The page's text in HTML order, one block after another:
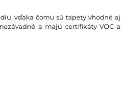
vďaka čomu sú tapety vhodné aj
a majú certifikáty VOC a